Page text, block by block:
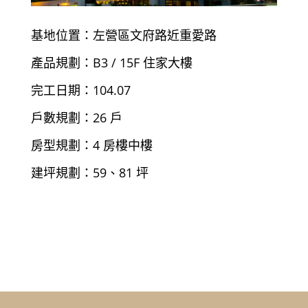
基地位置：左營區文府路近重愛路
產品規劃：B3 / 15F 住家大樓
完工日期：104.07
戶數規劃：26 戶
房型規劃：4 房樓中樓
建坪規劃：59、81 坪